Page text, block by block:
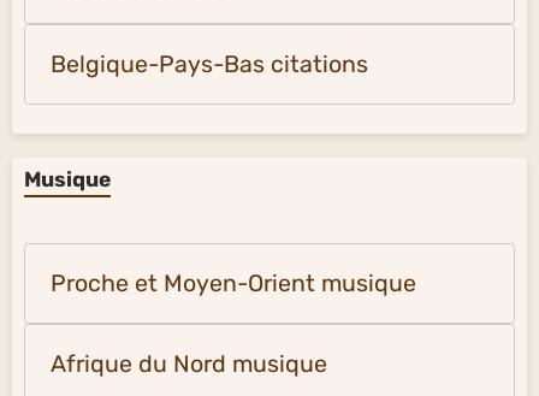
Belgique-Pays-Bas citations
Musique
Proche et Moyen-Orient musique
Afrique du Nord musique